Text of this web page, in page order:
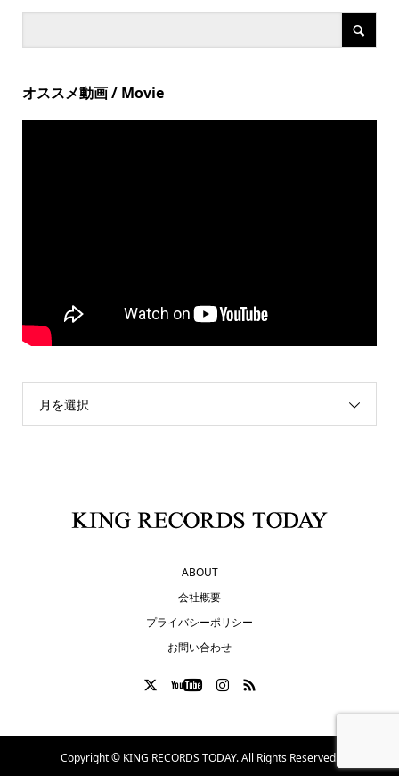
オススメ動画 / Movie
月を選択
ABOUT
会社概要
プライバシーポリシー
お問い合わせ
Copyright © KING RECORDS TODAY. All Rights Reserved.